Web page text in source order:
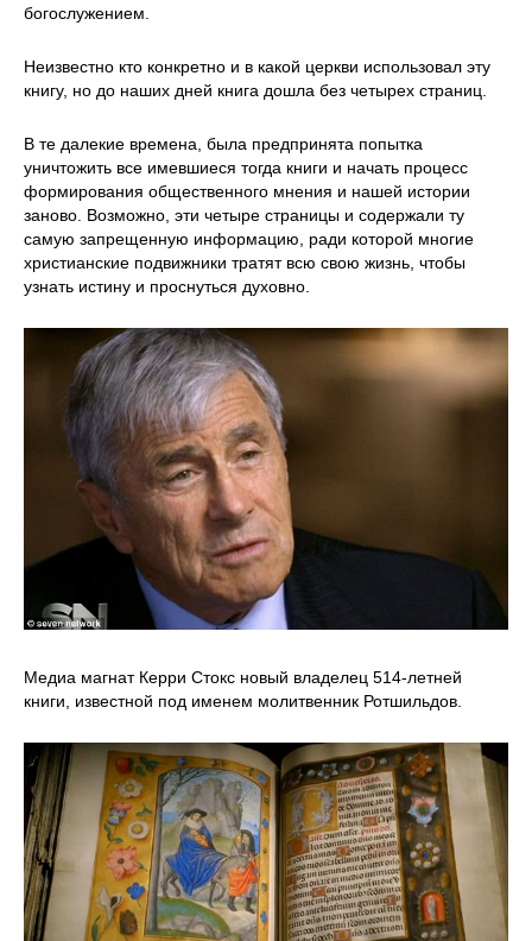
богослужением.
Неизвестно кто конкретно и в какой церкви использовал эту
книгу, но до наших дней книга дошла без четырех страниц.
В те далекие времена, была предпринята попытка
уничтожить все имевшиеся тогда книги и начать процесс
формирования общественного мнения и нашей истории
заново. Возможно, эти четыре страницы и содержали ту
самую запрещенную информацию, ради которой многие
христианские подвижники тратят всю свою жизнь, чтобы
узнать истину и проснуться духовно.
Медиа магнат Керри Стокс новый владелец 514-летней
книги, известной под именем молитвенник Ротшильдов.